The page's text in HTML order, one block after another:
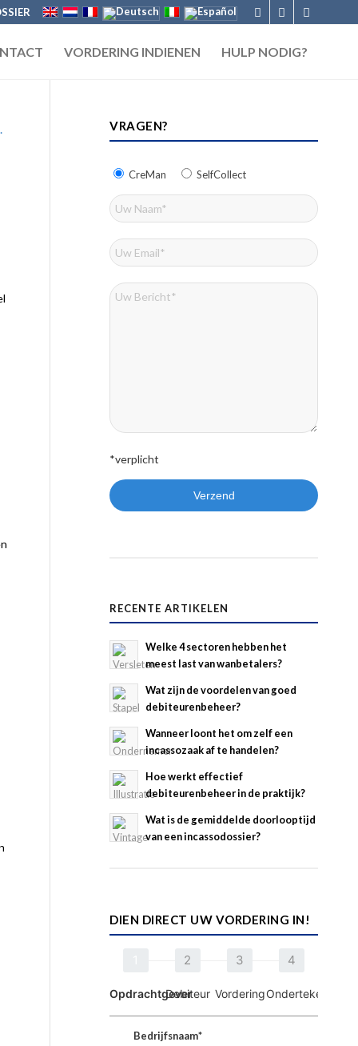
VORDERING INDIENEN HULP NODIG?
VRAGEN?
CreMan SelfCollect
*verplicht
RECENTE ARTIKELEN
Welke 4 sectoren hebben het
meest last van wanbetalers?
Wat zijn de voordelen van goed
debiteurenbeheer?
Wanneer loont het om zelf een
incassozaak af te handelen?
Hoe werkt effectief
debiteurenbeheer in de praktijk?
Wat is de gemiddelde doorlooptijd
van een incassodossier?
DIEN DIRECT UW VORDERING IN!
Opdrachtgever
2
Debiteur
3
Vordering
4
Ondertekening
Bedrijfsnaam*